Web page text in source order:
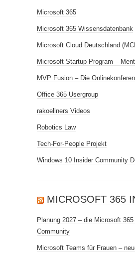
Microsoft 365
Microsoft 365 Wissensdatenbank
Microsoft Cloud Deutschland
Microsoft Startup Program –
MVP Fusion – Die
Office 365 Usergroup
rakoellners Videos
Robotics Law
Tech-For-People Projekt
Windows 10 Insider Community
MICROSOFT 365
Planung 2027 – die Microsoft
Community
Microsoft Teams für Frauen –